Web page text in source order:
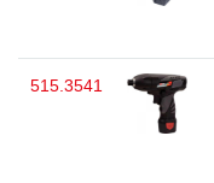
515.3541